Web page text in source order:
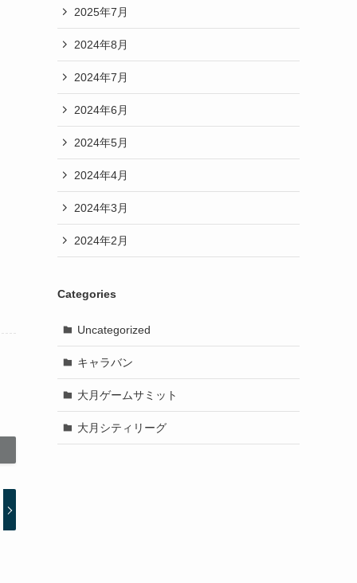
2025年7月
2024年8月
2024年7月
2024年6月
2024年5月
2024年4月
2024年3月
2024年2月
Categories
Uncategorized
キャラバン
大月ゲームサミット
大月シティリーグ